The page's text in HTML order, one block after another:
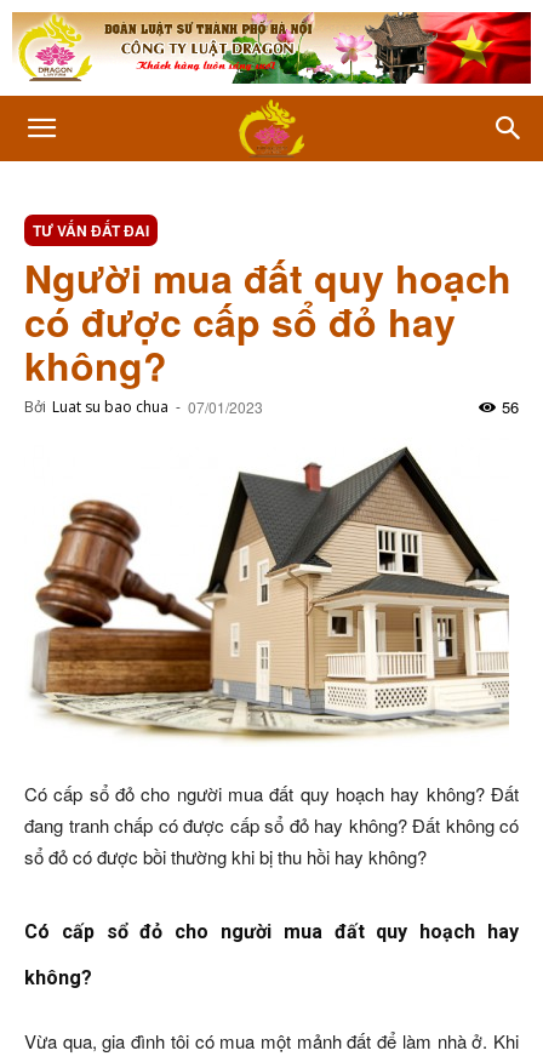
TƯ VẤN ĐẤT ĐAI
Người mua đất quy hoạch
có được cấp sổ đỏ hay
không?
Bởi Luat su bao chua - 07/01/2023 56
Có cấp sổ đỏ cho người mua đất quy hoạch hay không? Đất
đang tranh chấp có được cấp sổ đỏ hay không? Đất không có
sổ đỏ có được bồi thường khi bị thu hồi hay không?
Có cấp sổ đỏ cho người mua đất quy hoạch hay
không?
Vừa qua, gia đình tôi có mua một mảnh đất để làm nhà ở. Khi